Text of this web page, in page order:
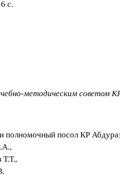
с.
методическим советом
полномочный посол КР